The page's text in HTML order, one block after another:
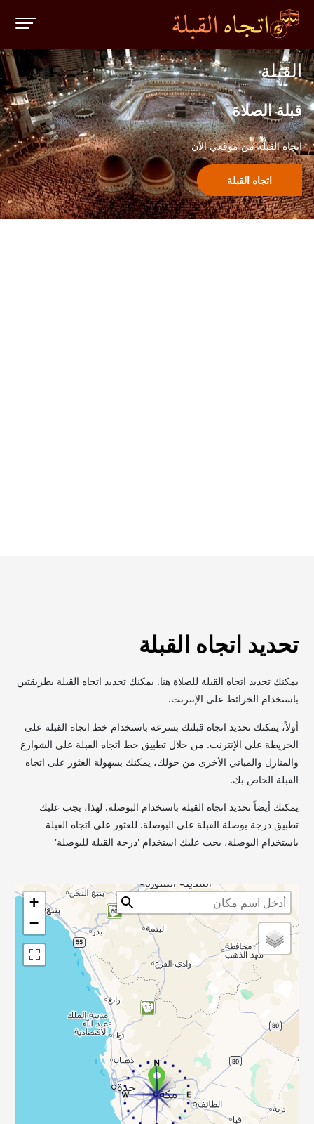
القبلة
قبلة الصلاة
اتجاه القبلة من موقعي الآن
اتجاه القبلة
تحديد اتجاه القبلة
يمكنك تحديد اتجاه القبلة للصلاة هنا. يمكنك تحديد اتجاه القبلة بطريقتين
باستخدام الخرائط على الإنترنت.
أولاً، يمكنك تحديد اتجاه قبلتك بسرعة باستخدام خط اتجاه القبلة على
الخريطة على الإنترنت. من خلال تطبيق خط اتجاه القبلة على الشوارع
والمنازل والمباني الأخرى من حولك، يمكنك بسهولة العثور على اتجاه
القبلة الخاص بك.
يمكنك أيضاً تحديد اتجاه القبلة باستخدام البوصلة. لهذا، يجب عليك
تطبيق درجة بوصلة القبلة على البوصلة. للعثور على اتجاه القبلة
باستخدام البوصلة، يجب عليك استخدام 'درجة القبلة للبوصلة'
+
−